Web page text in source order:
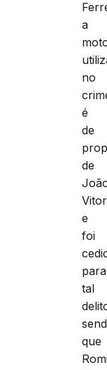
a
no
é
de
de
Vitor
e
foi
para
tal
que